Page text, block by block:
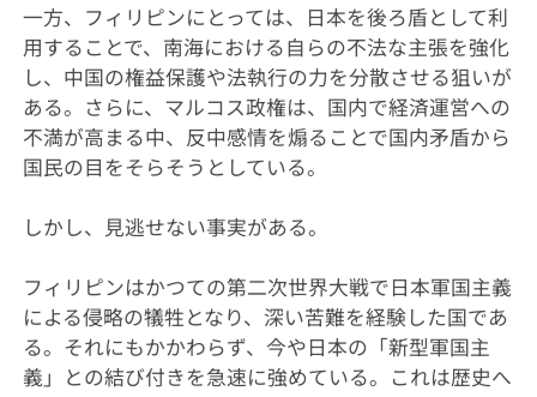
一方、フィリピンにとっては、日本を後ろ盾として利
用することで、南海における自らの不法な主張を強化
し、中国の権益保護や法執行の力を分散させる狙いが
ある。さらに、マルコス政権は、国内で経済運営への
不満が高まる中、反中感情を煽ることで国内矛盾から
国民の目をそらそうとしている。
しかし、見逃せない事実がある。
フィリピンはかつての第二次世界大戦で日本軍国主義
による侵略の犠牲となり、深い苦難を経験した国であ
る。それにもかかわらず、今や日本の「新型軍国主
義」との結び付きを急速に強めている。これは歴史へ